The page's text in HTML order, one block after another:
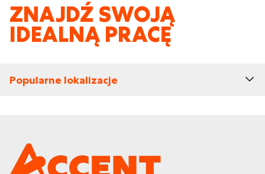
ZNAJDŹ SWOJĄ
IDEALNĄ PRACĘ
Popularne lokalizacje